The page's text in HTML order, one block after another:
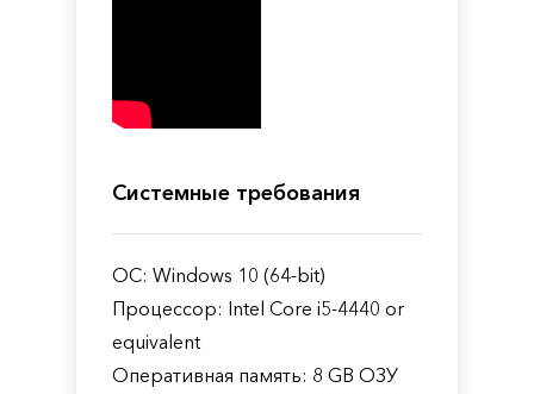
Системные требования
ОС: Windows 10 (64-bit)
Процессор: Intel Core i5-4440 or
equivalent
Оперативная память: 8 GB ОЗУ